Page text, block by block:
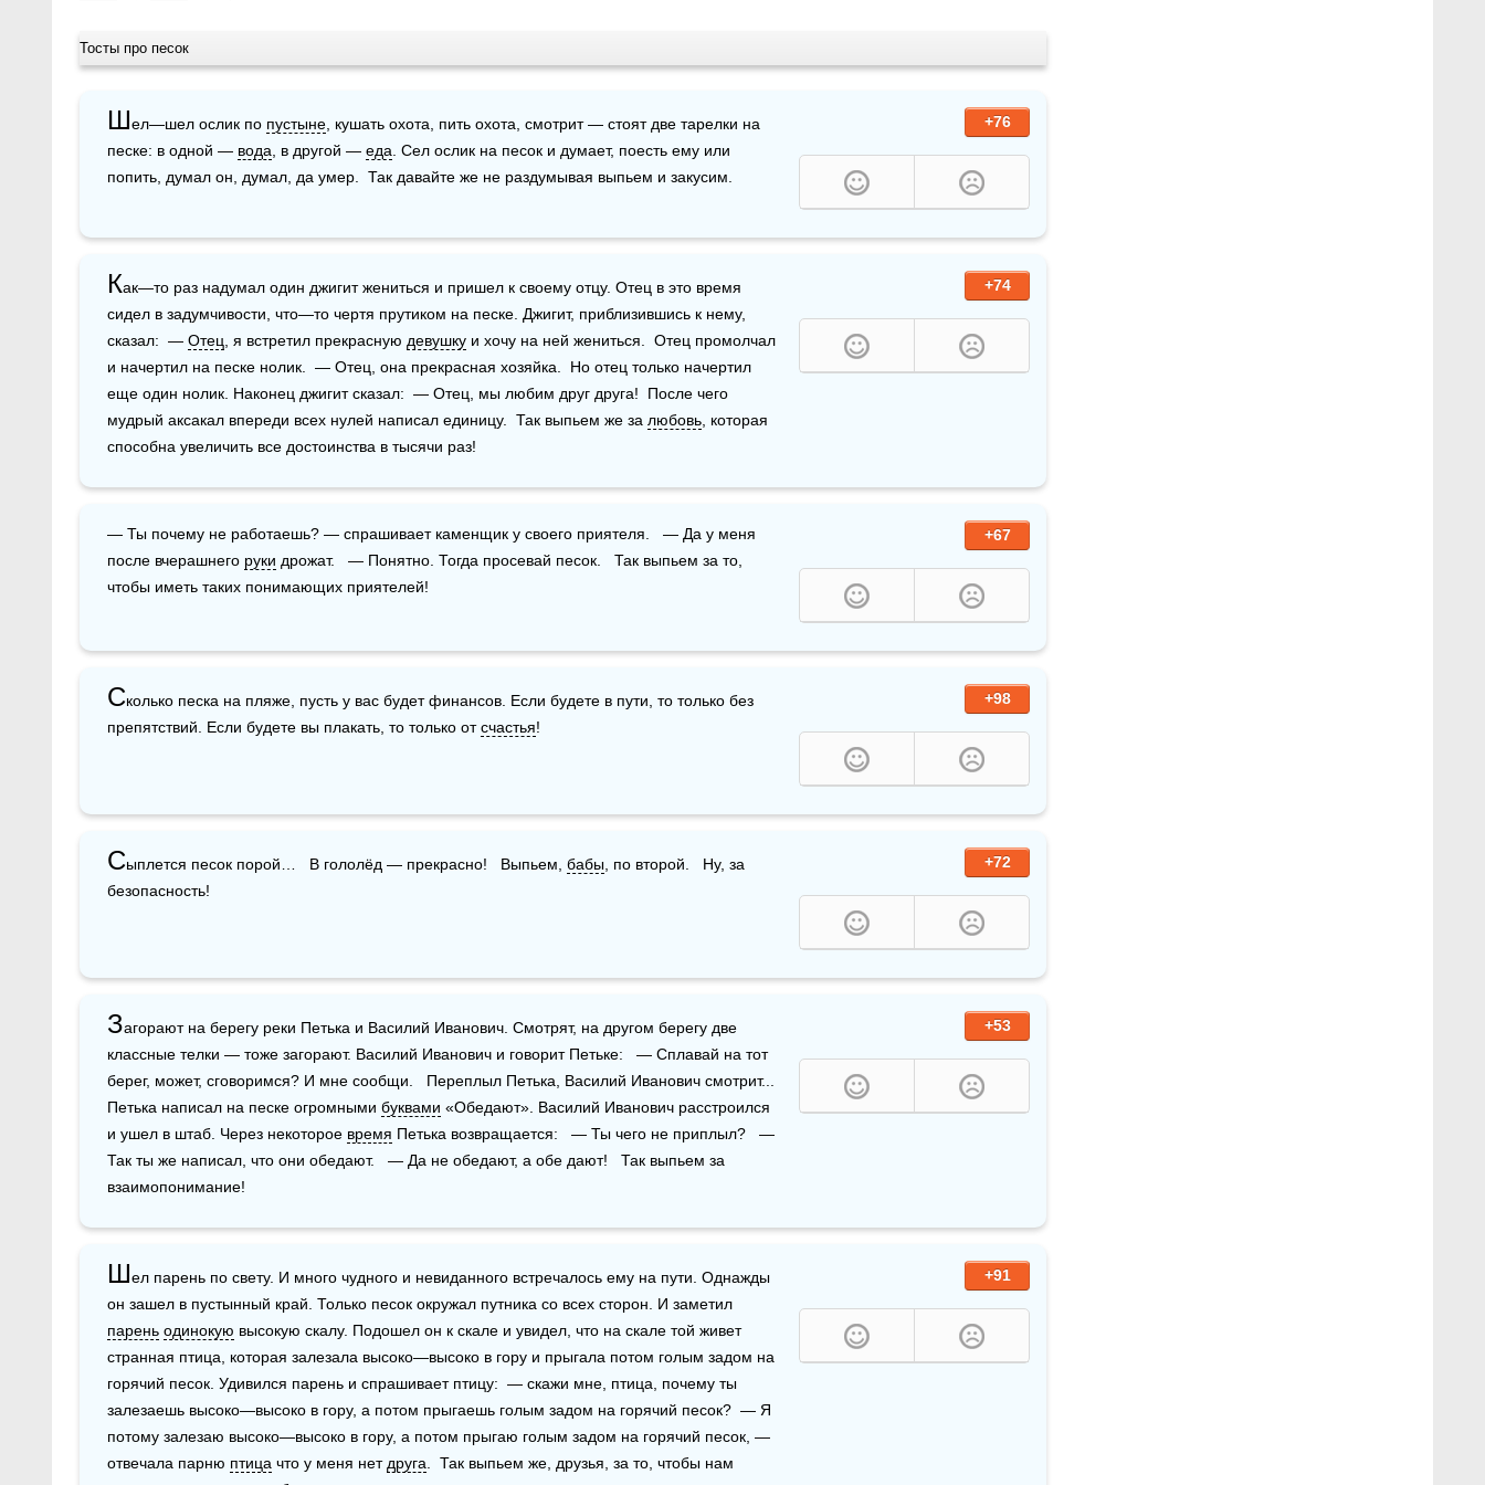
Тосты про песок
+76
Шел—шел ослик по пустыне , кушать охота, пить охота, смотрит — стоят две тарелки на
песке: в одной — вода , в другой — еда . Сел ослик на песок и думает, поесть ему или
попить, думал он, думал, да умер.  Так давайте же не раздумывая выпьем и закусим.
+74
Как—то раз надумал один джигит жениться и пришел к своему отцу. Отец в это время
сидел в задумчивости, что—то чертя прутиком на песке. Джигит, приблизившись к нему,
сказал:  — Отец , я встретил прекрасную девушку и хочу на ней жениться.  Отец промолчал
и начертил на песке нолик.  — Отец, она прекрасная хозяйка.  Но отец только начертил
еще один нолик. Наконец джигит сказал:  — Отец, мы любим друг друга!  После чего
мудрый аксакал впереди всех нулей написал единицу.  Так выпьем же за любовь , которая
способна увеличить все достоинства в тысячи раз!
+67
— Ты почему не работаешь? — спрашивает каменщик у своего приятеля.   — Да у меня
после вчерашнего руки дрожат.   — Понятно. Тогда просевай песок.   Так выпьем за то,
чтобы иметь таких понимающих приятелей!
+98
Сколько песка на пляже, пусть у вас будет финансов. Если будете в пути, то только без
препятствий. Если будете вы плакать, то только от счастья!
+72
Сыплется песок порой…   В гололёд — прекрасно!   Выпьем, бабы , по второй.   Ну, за
безопасность!
+53
Загорают на берегу реки Петька и Василий Иванович. Смотрят, на другом берегу две
классные телки — тоже загорают. Василий Иванович и говорит Петьке:   — Сплавай на тот
берег, может, сговоримся? И мне сообщи.   Переплыл Петька, Василий Иванович смотрит...
Петька написал на песке огромными буквами «Обедают». Василий Иванович расстроился
и ушел в штаб. Через некоторое время Петька возвращается:   — Ты чего не приплыл?   —
Так ты же написал, что они обедают.   — Да не обедают, а обе дают!   Так выпьем за
взаимопонимание!
+91
Шел парень по свету. И много чудного и невиданного встречалось ему на пути. Однажды
парень одинокую высокую скалу. Подошел он к скале и увидел, что на скале той живет
странная птица, которая залезала выcоко—выcоко в гору и прыгала потом голым задом на
горячий песок. Удивилcя парень и спрашивает птицу:  — скажи мне, птица, почему ты
залезаешь выcоко—выcоко в гору, а потом прыгаешь голым задом на горячий песок?  — Я
потому залезаю выcоко—выcоко в гоpу, а потом прыгаю голым задом на горячий песок, —
отвечала парню птица что у меня нет друга .  Так выпьем же, друзья, за то, чтобы нам